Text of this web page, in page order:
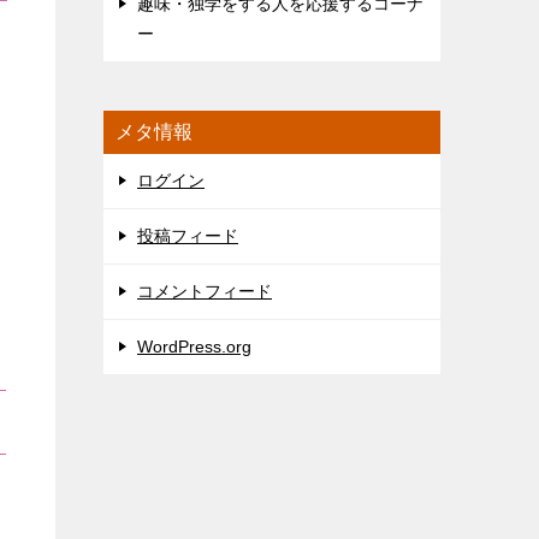
ー
メタ情報
ログイン
投稿フィード
コメントフィード
WordPress.org